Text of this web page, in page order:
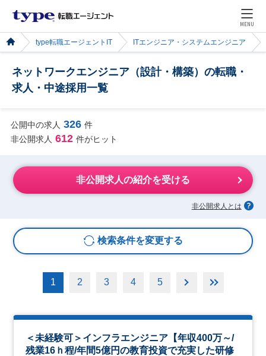
MENU
type転職エージェントIT ITエンジニア・システムエンジニア
ネットワークエンジニア（設計・構築）の転職・
求人・中途採用一覧
公開中の求人 326 件
非公開求人 612 件がヒット
非公開求人の紹介を受ける
非公開求人とは
検索条件を変更する
1 2 3 4 5
＜未経験可＞インフラエンジニア【年収400万～/
残業16ｈ程/年間5億円の教育投資で充実した研修